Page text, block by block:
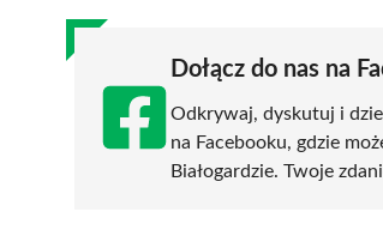
Dołącz do nas na
Odkrywaj, dyskutuj i
na Facebooku, gdzie
Białogardzie. Twoje